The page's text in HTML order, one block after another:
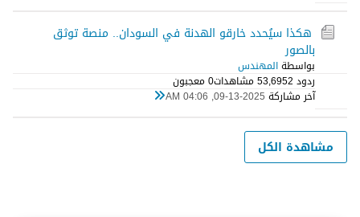
هكذا سيُحدد خارقو الهدنة في السودان.. منصة توثق
بالصور
بواسطةالمهندس
ردود 2 53,695 مشاهدات
0 معجبون
آخر مشاركة 09-13-2025, 04:06 AM
مشاهدة الكل